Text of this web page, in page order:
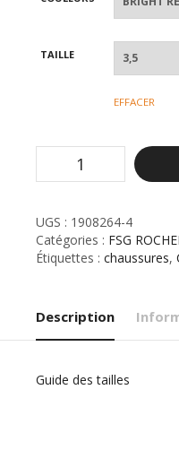
TAILLE
EFFACER
UGS : 1908264-4
Catégories : FSG
Étiquettes : chaussures,
Description
Guide des tailles